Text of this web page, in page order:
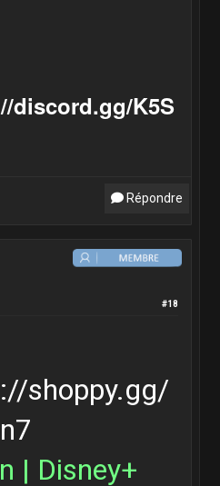
discord.gg/K5S
Répondre
#18
shoppy.gg/
| Disney+